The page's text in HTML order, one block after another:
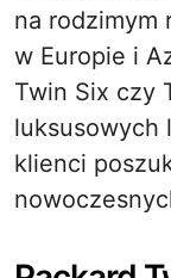
na rodzimym
w Europie i
Twin Six czy
luksusowych
klienci